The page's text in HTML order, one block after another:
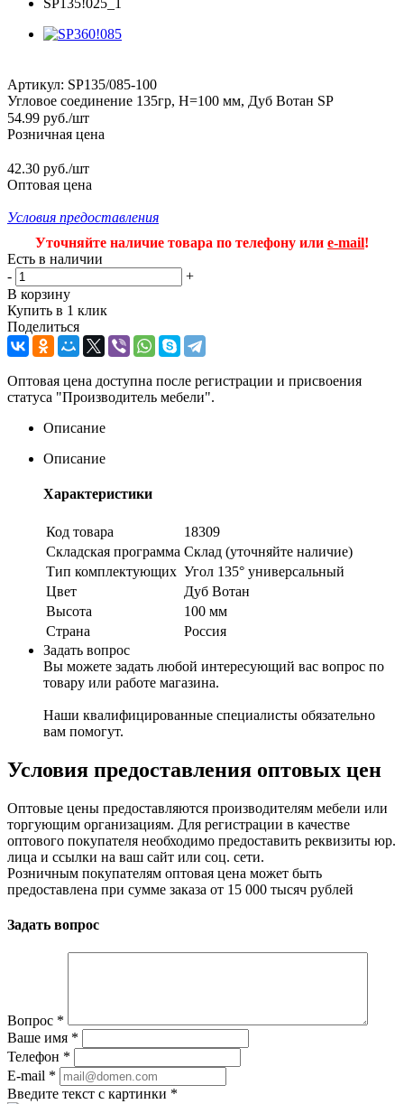
Артикул: SP135/085-100
Угловое соединение 135гр, H=100 мм, Дуб Вотан SP
54.99 руб./шт
Розничная цена
42.30 руб./шт
Оптовая цена
Условия предоставления
Уточняйте наличие товара по телефону или e-mail!
Есть в наличии
-
+
В корзину
Купить в 1 клик
Поделиться
Оптовая цена доступна после регистрации и присвоения
статуса "Производитель мебели".
Описание
Описание
Характеристики
Код товара
18309
Складская программа Склад (уточняйте наличие)
Тип комплектующих Угол 135° универсальный
Цвет
Дуб Вотан
Высота
100 мм
Страна
Россия
Задать вопрос
Вы можете задать любой интересующий вас вопрос по
товару или работе магазина.
Наши квалифицированные специалисты обязательно
вам помогут.
Условия предоставления оптовых цен
Оптовые цены предоставляются производителям мебели или
торгующим организациям. Для регистрации в качестве
оптового покупателя необходимо предоставить реквизиты юр.
лица и ссылки на ваш сайт или соц. сети.
Розничным покупателям оптовая цена может быть
предоставлена при сумме заказа от 15 000 тысяч рублей
Задать вопрос
Вопрос *
Ваше имя *
Телефон *
E-mail *
Введите текст с картинки *